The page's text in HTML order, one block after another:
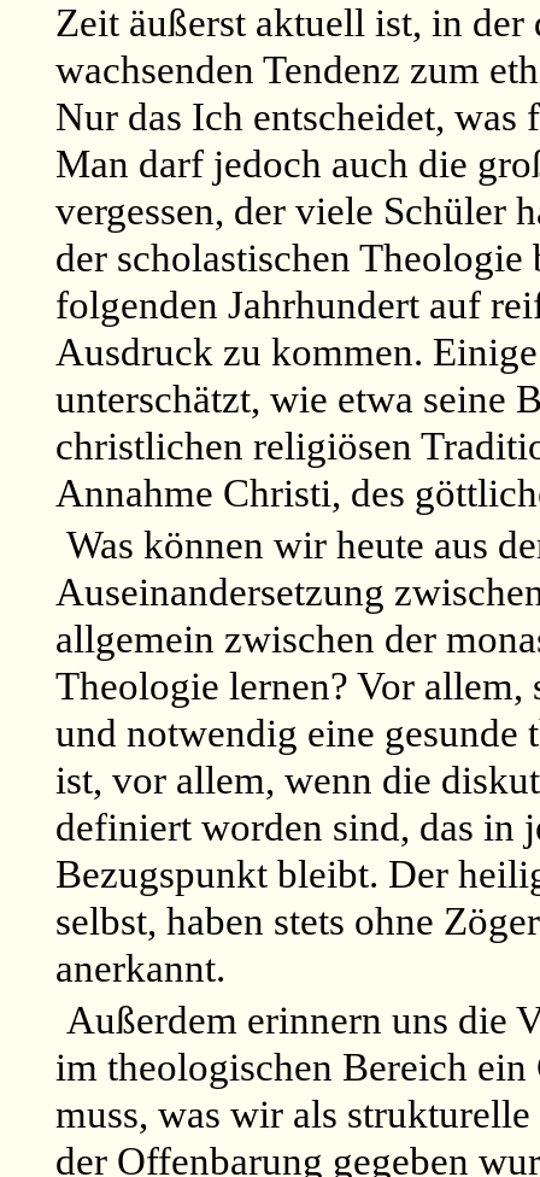
Zeit äußerst aktuell ist, in
wachsenden Tendenz zum
Nur das Ich entscheidet,
Man darf jedoch auch die
vergessen, der viele Schüler
der scholastischen
folgenden Jahrhundert auf
Ausdruck zu kommen.
unterschätzt, wie etwa seine
christlichen religiösen
Annahme Christi, des
Was können wir heute aus
Auseinandersetzung
allgemein zwischen der
Theologie lernen? Vor
und notwendig eine
ist, vor allem, wenn die
definiert worden sind, das in
Bezugspunkt bleibt. Der
selbst, haben stets ohne
anerkannt.
Außerdem erinnern uns die
im theologischen Bereich
muss, was wir als
der Offenbarung gegeben